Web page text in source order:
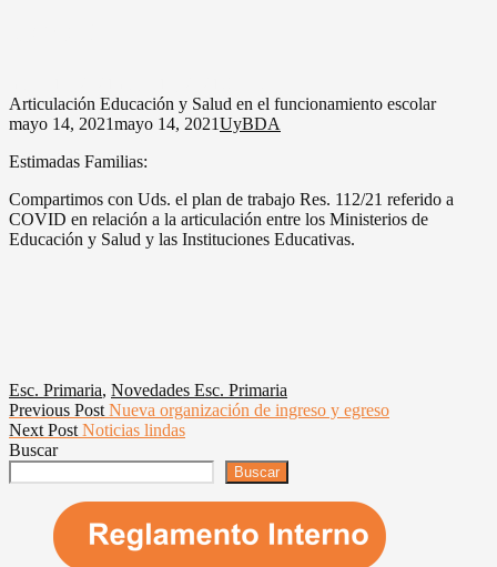
Articulación Educación y Salud en el funcionamiento escolar
mayo 14, 2021mayo 14, 2021UyBDA
Estimadas Familias:
Compartimos con Uds. el plan de trabajo Res. 112/21 referido a
COVID en relación a la articulación entre los Ministerios de
Educación y Salud y las Instituciones Educativas.
Esc. Primaria, Novedades Esc. Primaria
Navegación
de
Previous Post Previous
post:
Nueva organización de ingreso y egreso
Next Post Next
Noticias lindas
Buscar
Buscar